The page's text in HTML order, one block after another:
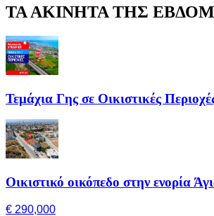
ΤΑ ΑΚΙΝΗΤΑ ΤΗΣ
Τεμάχια Γης σε Οικιστικές
Οικιστικό οικόπεδο στην ενορία
€ 290,000